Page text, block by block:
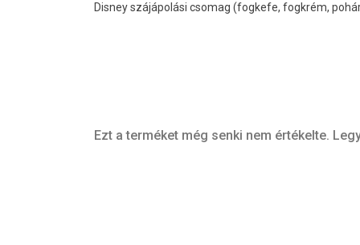
Disney szájápolási csomag (fogkefe, fogkrém,
Ezt a terméket még senki nem értékelte.